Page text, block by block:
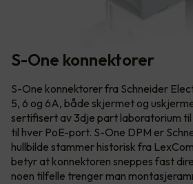
S-One konnektorer
S-One konnektorer fra Schneider
5, 6 og 6A, både skjermet og
sertifisert av 3dje part laboratorium
til hver PoE-port. S-One DPM er
hullbilde stammer historisk fra
betyr at konnektoren sneppes fast
noen tilfelle trenger man